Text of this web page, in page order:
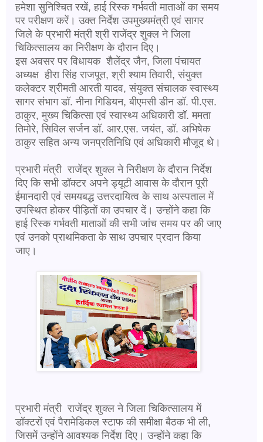
हमेशा सुनिश्चित रखें, हाई रिस्क गर्भवती माताओं का समय
पर परीक्षण करें। उक्त निर्देश उपमुख्यमंत्री एवं सागर
जिले के प्रभारी मंत्री श्री राजेंद्र शुक्ल ने जिला
चिकित्सालय का निरीक्षण के दौरान दिए।
इस अवसर पर विधायक शैलेंद्र जैन, जिला पंचायत
अध्यक्ष हीरा सिंह राजपूत, श्री श्याम तिवारी, संयुक्त
कलेक्टर श्रीमती आरती यादव, संयुक्त संचालक स्वास्थ्य
सागर संभाग डॉ. नीना गिडियन, बीएमसी डीन डॉ. पी.एस.
ठाकुर, मुख्य चिकित्सा एवं स्वास्थ्य अधिकारी डॉ. ममता
तिमोरे, सिविल सर्जन डॉ. आर.एस. जयंत, डॉ. अभिषेक
ठाकुर सहित अन्य जनप्रतिनिधि एवं अधिकारी मौजूद थे।
प्रभारी मंत्री राजेंद्र शुक्ल ने निरीक्षण के दौरान निर्देश
दिए कि सभी डॉक्टर अपने ड्यूटी आवास के दौरान पूरी
ईमानदारी एवं समयबद्ध उत्तरदायित्व के साथ अस्पताल में
उपस्थित होकर पीड़ितों का उपचार दें। उन्होंने कहा कि
हाई रिस्क गर्भवती माताओं की सभी जांच समय पर की जाए
एवं उनको प्राथमिकता के साथ उपचार प्रदान किया
जाए।
प्रभारी मंत्री राजेंद्र शुक्ल ने जिला चिकित्सालय में
डॉक्टरों एवं पैरामेडिकल स्टाफ की समीक्षा बैठक भी ली,
जिसमें उन्होंने आवश्यक निर्देश दिए। उन्होंने कहा कि